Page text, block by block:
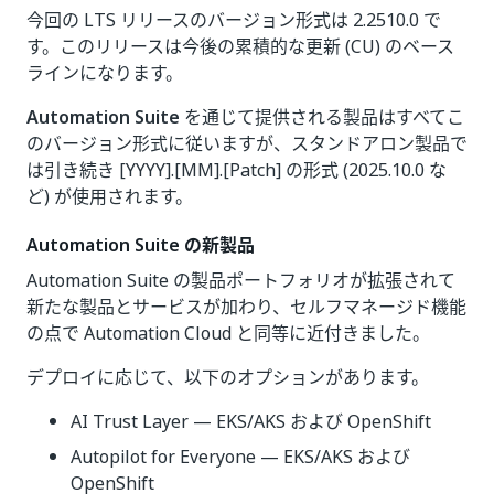
今回の LTS リリースのバージョン形式は 2.2510.0 で
す。このリリースは今後の累積的な更新 (CU) のベース
ラインになります。
Automation Suite を通じて提供される製品はすべてこ
のバージョン形式に従いますが、スタンドアロン製品で
は引き続き [YYYY].[MM].[Patch] の形式 (2025.10.0 な
ど) が使用されます。
Automation Suite の新製品
Automation Suite の製品ポートフォリオが拡張されて
新たな製品とサービスが加わり、セルフマネージド機能
の点で Automation Cloud と同等に近付きました。
デプロイに応じて、以下のオプションがあります。
AI Trust Layer — EKS/AKS および OpenShift
Autopilot for Everyone — EKS/AKS および
OpenShift